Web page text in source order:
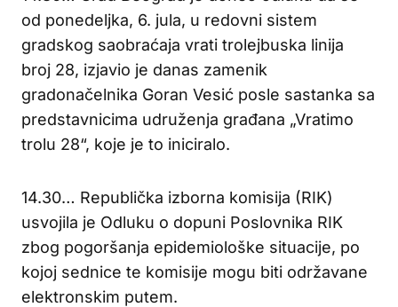
od ponedeljka, 6. jula, u redovni sistem
gradskog saobraćaja vrati trolejbuska linija
broj 28, izjavio je danas zamenik
gradonačelnika Goran Vesić posle sastanka sa
predstavnicima udruženja građana „Vratimo
trolu 28“, koje je to iniciralo.
14.30… Republička izborna komisija (RIK)
usvojila je Odluku o dopuni Poslovnika RIK
zbog pogoršanja epidemiološke situacije, po
kojoj sednice te komisije mogu biti održavane
elektronskim putem.